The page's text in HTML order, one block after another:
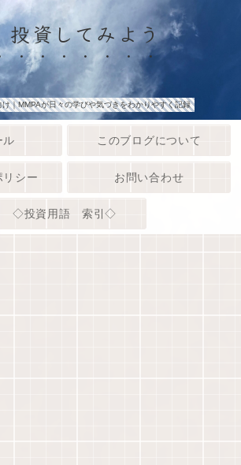
投資してみよう
｜MMPAが日々の学びや気づきをわかりやすく記録
ル このブログについて
リシー お問い合わせ
◇投資用語 索引◇